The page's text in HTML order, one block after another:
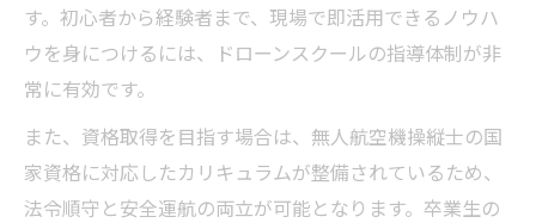
す。初心者から経験者まで、現場で即活用できるノウハ
ウを身につけるには、ドローンスクールの指導体制が非
常に有効です。
また、資格取得を目指す場合は、無人航空機操縦士の国
家資格に対応したカリキュラムが整備されているため、
法令順守と安全運航の両立が可能となります。卒業生の